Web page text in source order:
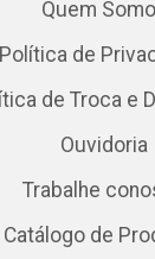
Quem
Política de
de Troca e
Ouvidoria
Trabalhe
Catálogo de